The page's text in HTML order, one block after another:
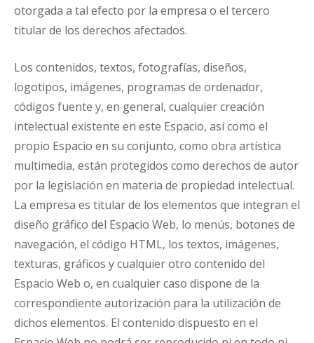
otorgada a tal efecto por la empresa o el tercero
titular de los derechos afectados.
Los contenidos, textos, fotografías, diseños,
logotipos, imágenes, programas de ordenador,
códigos fuente y, en general, cualquier creación
intelectual existente en este Espacio, así como el
propio Espacio en su conjunto, como obra artística
multimedia, están protegidos como derechos de autor
por la legislación en materia de propiedad intelectual.
La empresa es titular de los elementos que integran el
diseño gráfico del Espacio Web, lo menús, botones de
navegación, el código HTML, los textos, imágenes,
texturas, gráficos y cualquier otro contenido del
Espacio Web o, en cualquier caso dispone de la
correspondiente autorización para la utilización de
dichos elementos. El contenido dispuesto en el